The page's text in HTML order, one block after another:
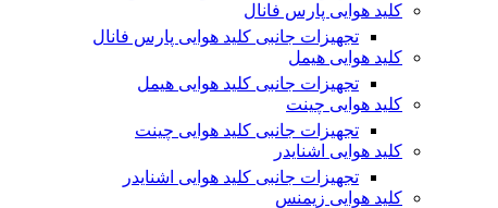
کلید هوایی پارس فانال
تجهیزات جانبی کلید هوایی پارس فانال
کلید هوایی هیمل
تجهیزات جانبی کلید هوایی هیمل
کلید هوایی چینت
تجهیزات جانبی کلید هوایی چینت
کلید هوایی اشنایدر
تجهیزات جانبی کلید هوایی اشنایدر
کلید هوایی زیمنس